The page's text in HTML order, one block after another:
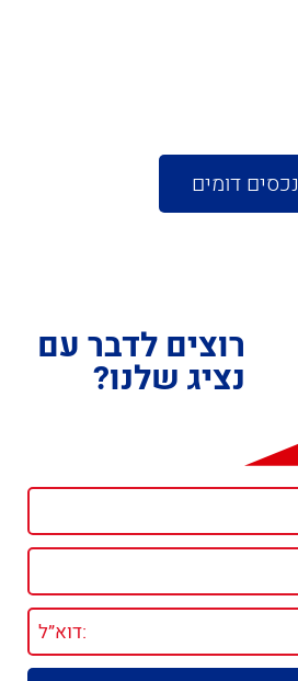
נכסים דומים
רוצים לדבר עם
נציג שלנו?